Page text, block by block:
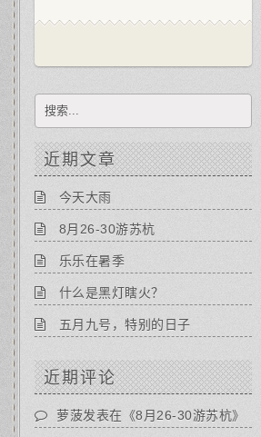
近期文章
今天大雨
8月26-30游苏杭
乐乐在暑季
什么是黑灯瞎火？
五月九号，特别的日子
近期评论
萝菠发表在《8月26-30游苏杭》